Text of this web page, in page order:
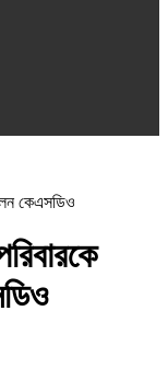
কেএসডিও